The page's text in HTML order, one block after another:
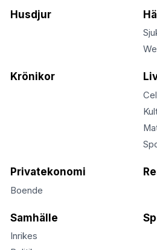
Husdjur
Krönikor
Privatekonomi
Boende
Samhälle
Inrikes